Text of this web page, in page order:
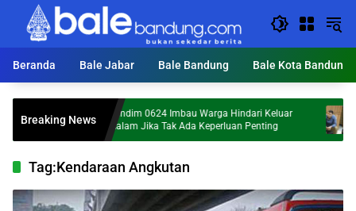
Langsung
konten
Beranda
Bale Jabar Bale Bandung Bale Kota Bandung
Breaking NewsDandim 0624 Imbau Warga Hindari Keluar
Malam Jika Tak Ada Keperluan Penting
Tag:Kendaraan Angkutan